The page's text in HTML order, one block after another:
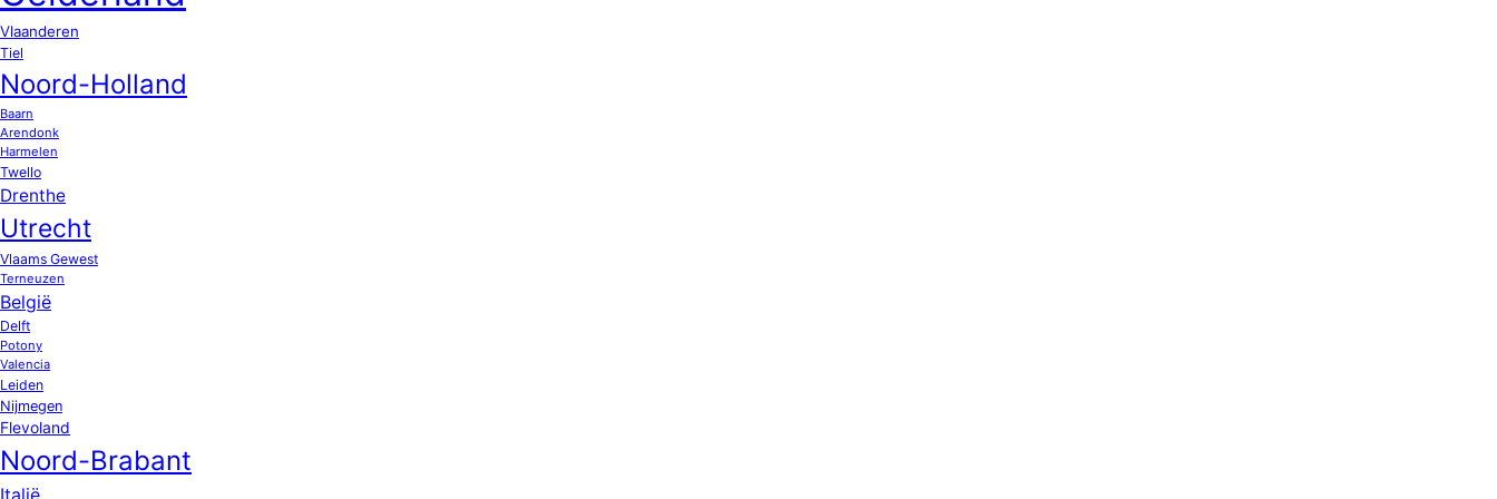
Vlaanderen
Tiel
Noord-Holland
Baarn
Arendonk
Harmelen
Twello
Drenthe
Utrecht
Vlaams Gewest
Terneuzen
België
Delft
Potony
Valencia
Leiden
Nijmegen
Flevoland
Noord-Brabant